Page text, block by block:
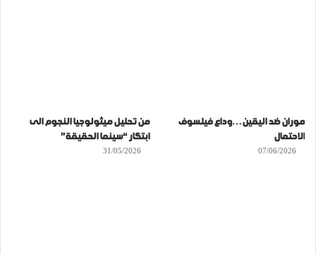
موران ضد اليقين…وداع فيلسوف
الاحتمال
07/06/2026
من تحليل ميثولوجيا النجوم الى
ابتكار “سينما الحقيقة”
31/05/2026